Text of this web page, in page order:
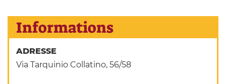
Informations
ADRESSE
Via Tarquinio Collatino, 56/58